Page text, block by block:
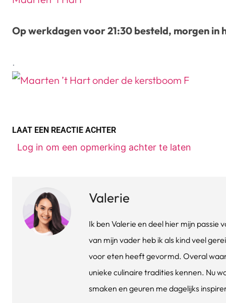
Op werkdagen voor 21:30 besteld, morgen in
.
LAAT EEN REACTIE ACHTER
Log in om een opmerking achter te laten
Valerie
Ik ben Valerie en deel hier mijn
van mijn vader heb ik als kind veel
voor eten heeft gevormd. Overal
unieke culinaire tradities kennen. Nu
smaken en geuren me dagelijks